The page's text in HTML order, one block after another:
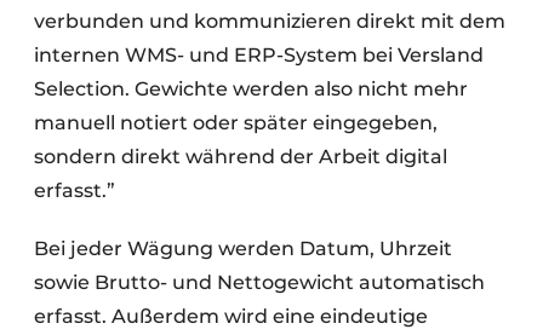
verbunden und kommunizieren direkt mit dem
internen WMS- und ERP-System bei Versland
Selection. Gewichte werden also nicht mehr
manuell notiert oder später eingegeben,
sondern direkt während der Arbeit digital
erfasst.”
Bei jeder Wägung werden Datum, Uhrzeit
sowie Brutto- und Nettogewicht automatisch
erfasst. Außerdem wird eine eindeutige